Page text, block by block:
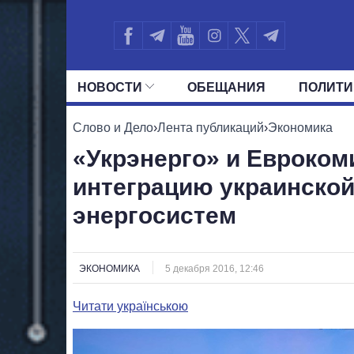
НОВОСТИ ОБЕЩАНИЯ
ВСЕ ПОЛИТИКИ ПРЕЗИДЕНТ И
Слово и Дело›Лента публикаций›Экономика
«Укрэнерго» и
интеграцию
энергосистем
ЭКОНОМИКА 5 декабря 2016, 12:46
Читати українською